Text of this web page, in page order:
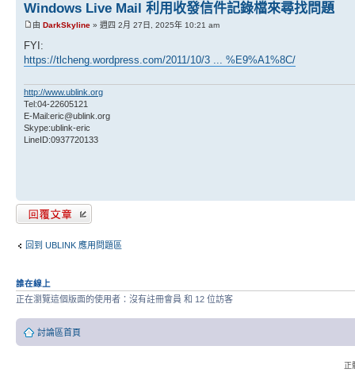
Windows Live Mail 利用收發信件記錄檔來尋找問題
由 DarkSkyline » 週四 2月 27日, 2025年 10:21 am
FYI:
https://tlcheng.wordpress.com/2011/10/3 ... %E9%A1%8C/
http://www.ublink.org
Tel:04-22605121
E-Mail:eric@ublink.org
Skype:ublink-eric
LineID:0937720133
發表回覆
回到 UBLINK 應用問題區
誰在線上
正在瀏覽這個版面的使用者：沒有註冊會員 和 12 位訪客
討論區首頁
正